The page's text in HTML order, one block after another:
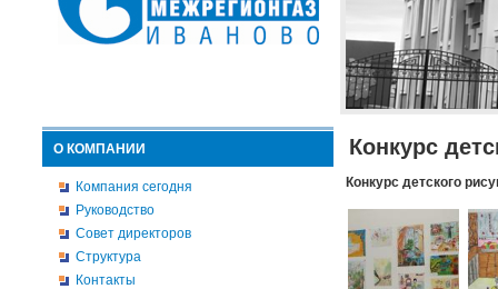
О КОМПАНИИ
Компания сегодня
Руководство
Совет директоров
Структура
Контакты
Конкурс
Конкурс детского